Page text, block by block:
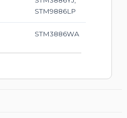
STM9886LP
STM3886WA